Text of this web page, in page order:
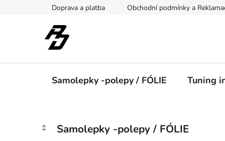
Doprava a platba Obchodní podmínky a
Samolepky -polepy / FÓLIE Tuning
PPřeskočit
kategorie
K
a
Samolepky -polepy / FÓLIE